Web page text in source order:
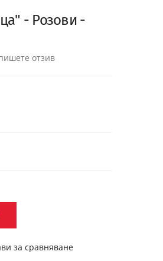
- Розови -
отзив
за сравняване